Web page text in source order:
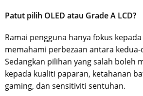
Patut pilih OLED atau Grade A LCD?
Ramai pengguna hanya fokus
memahami perbezaan antara
Sedangkan pilihan yang salah boleh
kepada kualiti paparan, ketahanan
gaming, dan sensitiviti sentuhan.